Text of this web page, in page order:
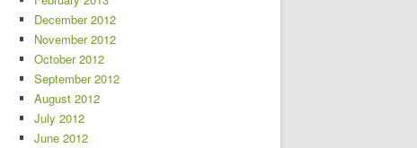
December 2012
November 2012
October 2012
September 2012
August 2012
July 2012
June 2012